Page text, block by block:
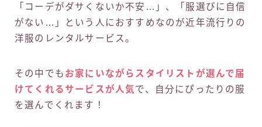
「コーデがダサくないか不安…」、「服選びに自信
がない…」という人におすすめなのが近年流行りの
洋服のレンタルサービス。
その中でも お家にいながらスタイリストが選んで届
けてくれるサービスが人気で、自分にぴったりの服
を選んでくれます！